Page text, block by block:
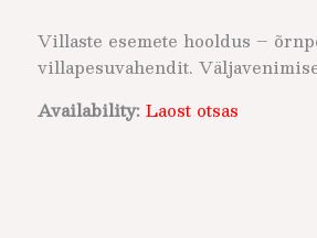
Villaste esemete hooldus –
villapesuvahendit.
Availability: Laost otsas